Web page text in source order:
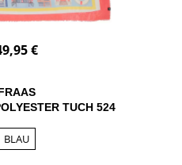
€
TUCH 524
BLAU